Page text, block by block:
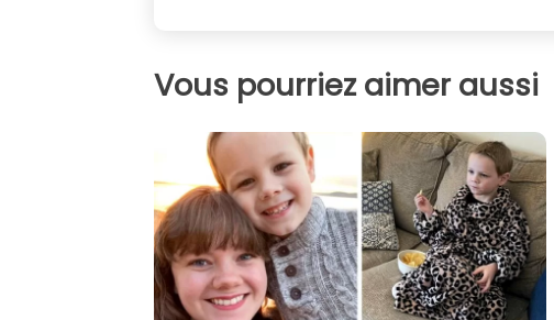
Vous pourriez aimer aussi